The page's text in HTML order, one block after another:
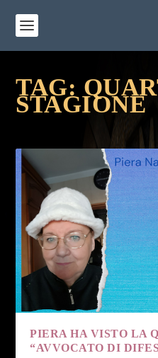
TAG:
STAGIONE
PIERA HA VISTO LA
“AVVOCATO DI